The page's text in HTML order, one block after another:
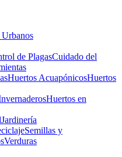
de PlagasCuidado del
Huertos AcuapónicosHuertos
Huertos en
Jardinería
Semillas y
Verduras